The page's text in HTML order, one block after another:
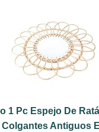
1 Pc Espejo De
Colgantes Antiguos